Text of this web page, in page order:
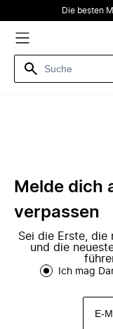
Die besten
Melde dich
verpassen
Sei die Erste, die
und die
Ich mag